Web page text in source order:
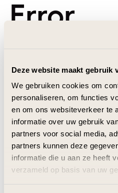
Deze website maakt gebruik
We gebruiken cookies om
personaliseren, om functies
en om ons websiteverkeer te
informatie over uw gebruik
partners voor social media,
partners kunnen deze
informatie die u aan ze heeft
verzameld op basis van uw
Error